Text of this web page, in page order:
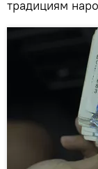
традициям